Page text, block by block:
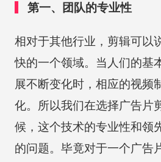
第一、团队的专业性
相对于其他行业，剪辑可以
快的一个领域。当人们的基
展不断变化时，相应的视频
化。所以我们在选择广告片
候，这个技术的专业性和领
的问题。毕竟对于一个广告